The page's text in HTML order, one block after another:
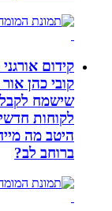
קידום אורגני
קובי כהן אור
שישמח לקבל
לקוחות
היטב מה
ברוחב לב?